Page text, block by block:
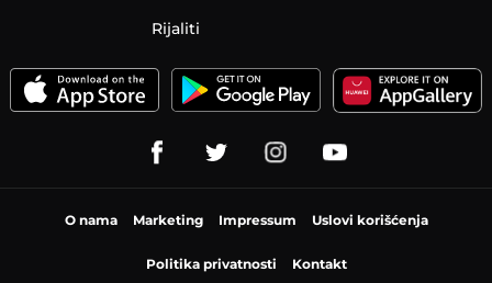
Rijaliti
O nama Marketing Impressum Uslovi korišćenja
Politika privatnosti Kontakt